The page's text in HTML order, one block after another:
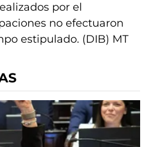
por el
no efectuaron
estipulado. (DIB) MT